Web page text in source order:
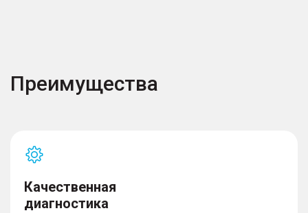
Преимущества
Качественная
диагностика